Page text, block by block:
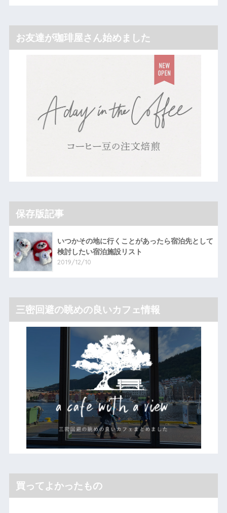
お友達が珈琲屋さん始めました
保存版記事
いつかその地に行くことがあったら宿泊先として
検討したい宿泊施設リスト
2019/12/10
三密回避の眺めの良いカフェ情報
買ってよかったもの